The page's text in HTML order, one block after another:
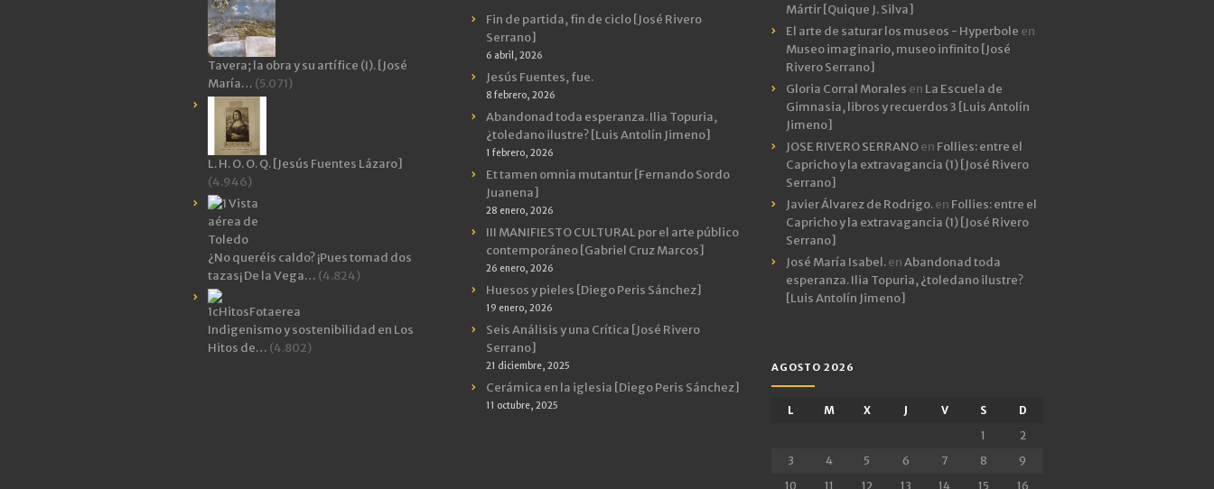
Tavera; la obra y su artífice (I). [José
María… (5.071)
L. H. O. O. Q. [Jesús Fuentes Lázaro]
(4.946)
¿No queréis caldo? ¡Pues tomad dos
tazas¡ De la Vega… (4.824)
Indigenismo y sostenibilidad en Los
Hitos de… (4.802)
Fin de partida, fin de ciclo [José Rivero
Serrano]
6 abril, 2026
Jesús Fuentes, fue.
8 febrero, 2026
Abandonad toda esperanza. Ilia Topuria,
¿toledano ilustre? [Luis Antolín Jimeno]
1 febrero, 2026
Et tamen omnia mutantur [Fernando Sordo
Juanena]
28 enero, 2026
III MANIFIESTO CULTURAL por el arte público
contemporáneo [Gabriel Cruz Marcos]
26 enero, 2026
Huesos y pieles [Diego Peris Sánchez]
19 enero, 2026
Seis Análisis y una Crítica [José Rivero
Serrano]
21 diciembre, 2025
Cerámica en la iglesia [Diego Peris Sánchez]
11 octubre, 2025
Mártir [Quique J. Silva]
El arte de saturar los museos - Hyperbole en
Museo imaginario, museo infinito [José
Rivero Serrano]
Gloria Corral Morales en La Escuela de
Gimnasia, libros y recuerdos 3 [Luis Antolín
Jimeno]
JOSE RIVERO SERRANOen Follies: entre el
Capricho y la extravagancia (1) [José Rivero
Serrano]
Javier Álvarez de Rodrigo.en Follies: entre el
Capricho y la extravagancia (1) [José Rivero
Serrano]
José María Isabel.enAbandonad toda
esperanza. Ilia Topuria, ¿toledano ilustre?
[Luis Antolín Jimeno]
AGOSTO 2026
L M X J V S
D
1
2
3
4 5 6 7 8
9
10
11 12 13 14 15 16